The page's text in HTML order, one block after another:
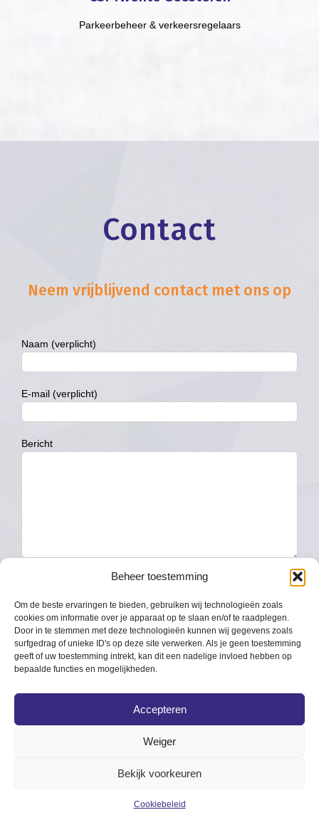
Beheer toestemming
Om de beste ervaringen te bieden, gebruiken wij technologieën zoals
cookies om informatie over je apparaat op te slaan en/of te raadplegen.
Door in te stemmen met deze technologieën kunnen wij gegevens zoals
surfgedrag of unieke ID's op deze site verwerken. Als je geen toestemming
geeft of uw toestemming intrekt, kan dit een nadelige invloed hebben op
bepaalde functies en mogelijkheden.
Accepteren
Weiger
Bekijk voorkeuren
Cookiebeleid
Parkeerbeheer & verkeersregelaars
Contact
Neem vrijblijvend contact met ons op
Naam (verplicht)
E-mail (verplicht)
Bericht
Naam:Anyway Service on Demand
Adres: Wulp 38, 7462 ZR Rijssen
Copyright 2019 Anyway Service on Demand | Powered by
ROCK Design